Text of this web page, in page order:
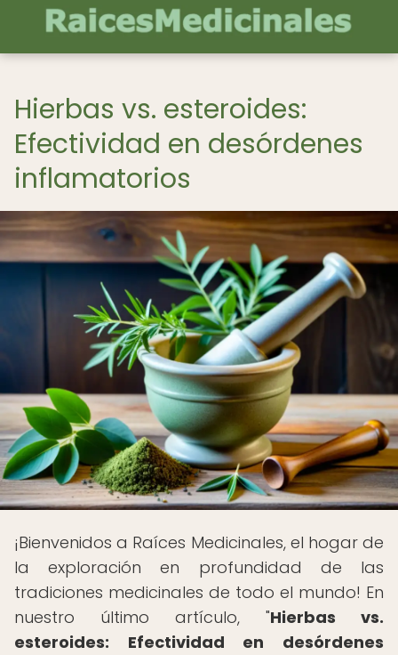
Hierbas vs. esteroides:
Efectividad en desórdenes
inflamatorios
¡Bienvenidos a Raíces Medicinales, el hogar de
la exploración en profundidad de las
tradiciones medicinales de todo el mundo! En
nuestro último artículo, "Hierbas vs.
esteroides: Efectividad en desórdenes